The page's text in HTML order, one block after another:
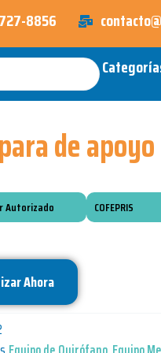
8856
de apoyo
Autorizado COFEPRIS
Ahora